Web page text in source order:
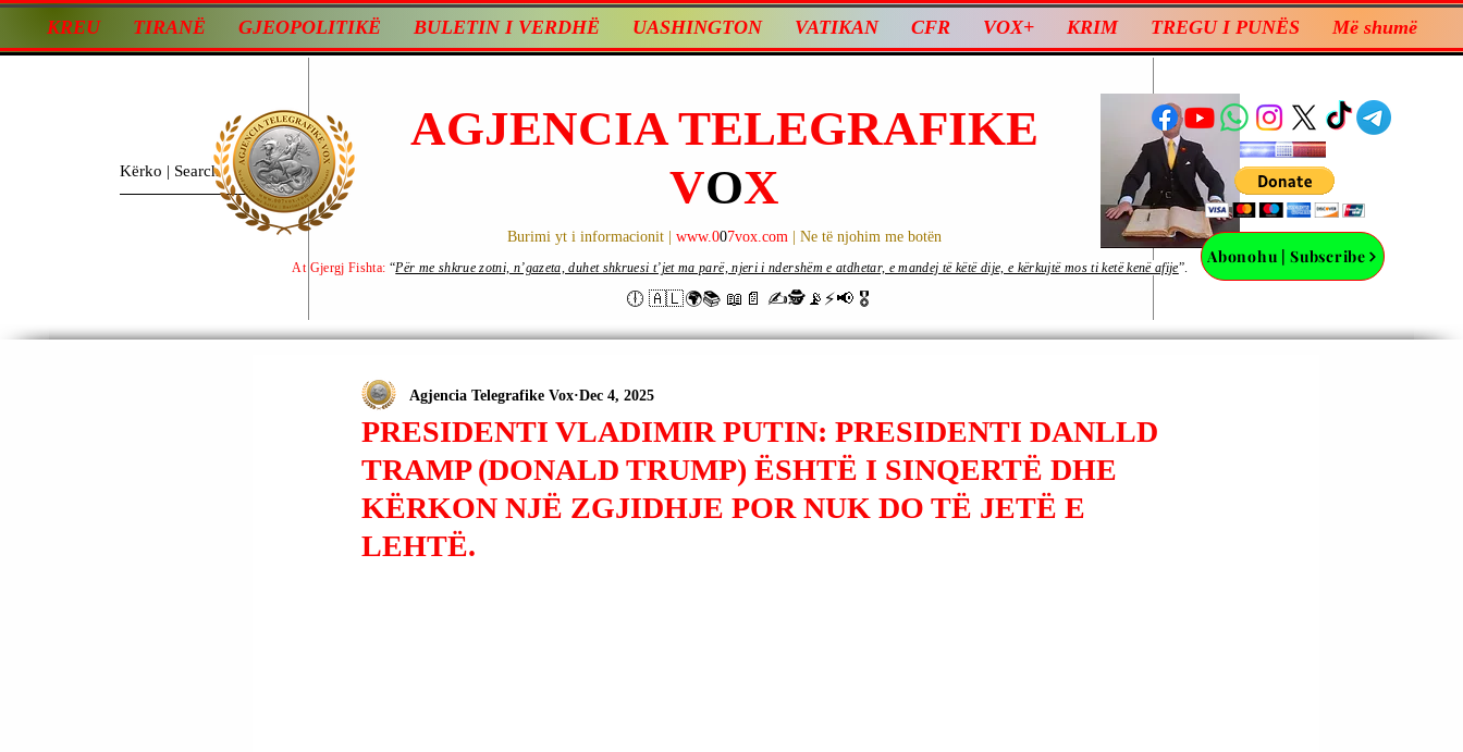
KREU TIRANË GJEOPOLITIKË BULETIN I VERDHË UASHINGTON VATIKAN CFR VOX+ KRIM TREGU I PUNËS Më shumë
AGJENCIA TELEGRAFIKE
VOX
Burimi yt i informacionit | www.007vox.com | Ne të njohim me botën
🕕 🇦🇱🌍📚 📖📄 ✍🕵️📡⚡️📢 🎖
Abonohu | Subscribe
At Gjergj Fishta: “Për me shkrue zotni, n’gazeta, duhet shkruesi t’jet ma parë, njeri i ndershëm e atdhetar, e mandej të këtë dije, e kërkujtë mos ti ketë kenë afije”.
PRESIDENTI VLADIMIR PUTIN: PRESIDENTI DANLLD
TRAMP (DONALD TRUMP) ËSHTË I SINQERTË DHE
KËRKON NJË ZGJIDHJE POR NUK DO TË JETË E
LEHTË.
Agjencia Telegrafike Vox Dec 4, 2025